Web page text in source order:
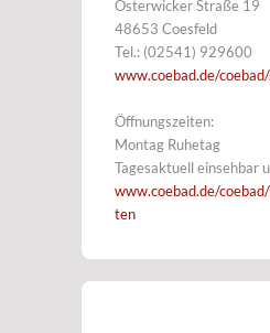
Osterwicker Straße 19
48653 Coesfeld
Tel.: (02541) 929600
www.coebad.de/
Öffnungszeiten:
Montag Ruhetag
Tagesaktuell einsehbar
www.coebad.de/
ten